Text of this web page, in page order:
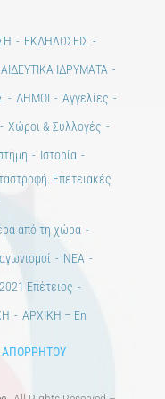
ΕΚΔΗΛΩΣΕΙΣ
ΙΔΡΥΜΑΤΑ
ΔΗΜΟΙ
Αγγελίες
Χώροι & Συλλογές
Ιστορία
Επετειακές
από τη χώρα
ΝΕΑ
Επέτειος
ΑΡΧΙΚΗ – En
ΑΠΟΡΡΗΤΟΥ